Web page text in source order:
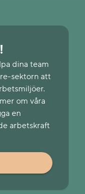
dina team
sektorn att
om våra
en
arbetskraft